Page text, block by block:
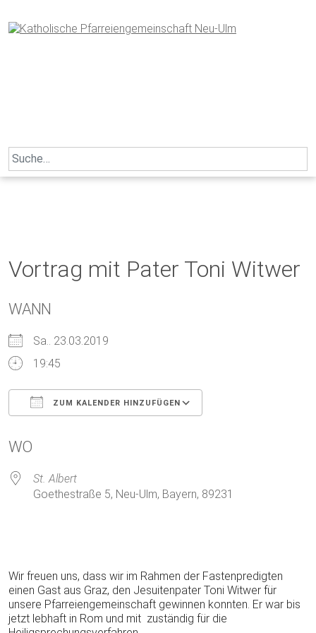
to
content
Search
for:
Vortrag mit Pater Toni Witwer
WANN
Sa.. 23.03.2019
19:45
ZUM KALENDER HINZUFÜGEN
WO
St. Albert
Goethestraße 5, Neu-Ulm, Bayern, 89231
Wir freuen uns, dass wir im Rahmen der Fastenpredigten
einen Gast aus Graz, den Jesuitenpater Toni Witwer für
unsere Pfarreiengemeinschaft gewinnen konnten. Er war bis
jetzt lebhaft in Rom und mit zuständig für die